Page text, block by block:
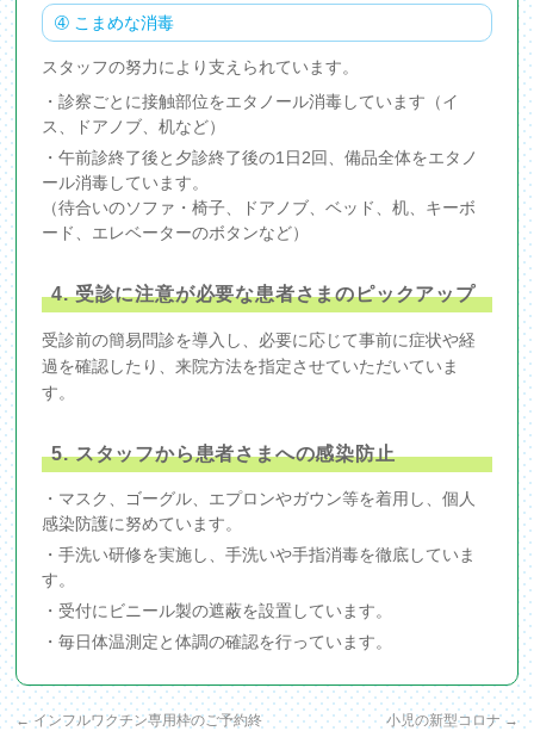
➃ こまめな消毒
スタッフの努力により支えられています。
・診察ごとに接触部位をエタノール消毒しています（イ
ス、ドアノブ、机など）
・午前診終了後と夕診終了後の1日2回、備品全体をエタノ
ール消毒しています。
（待合いのソファ・椅子、ドアノブ、ベッド、机、キーボ
ード、エレベーターのボタンなど）
4. 受診に注意が必要な患者さまのピックアップ
受診前の簡易問診を導入し、必要に応じて事前に症状や経
過を確認したり、来院方法を指定させていただいていま
す。
5. スタッフから患者さまへの感染防止
・マスク、ゴーグル、エプロンやガウン等を着用し、個人
感染防護に努めています。
・手洗い研修を実施し、手洗いや手指消毒を徹底していま
す。
・受付にビニール製の遮蔽を設置しています。
・毎日体温測定と体調の確認を行っています。
←インフルワクチン専用枠のご予約終
小児の新型コロナ →